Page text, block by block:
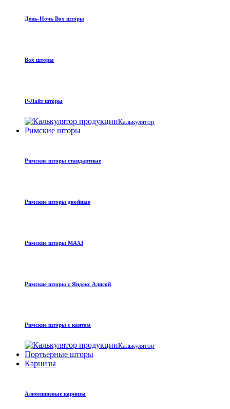
День-Ночь Box шторы
Box шторы
Р-Лайт шторы
Калькулятор
Римские шторы
Римские шторы стандартные
Римские шторы двойные
Римские шторы MAXI
Римские шторы с Яндекс Алисой
Римские шторы с кантом
Калькулятор
Портьерные шторы
Карнизы
Алюминиевые карнизы